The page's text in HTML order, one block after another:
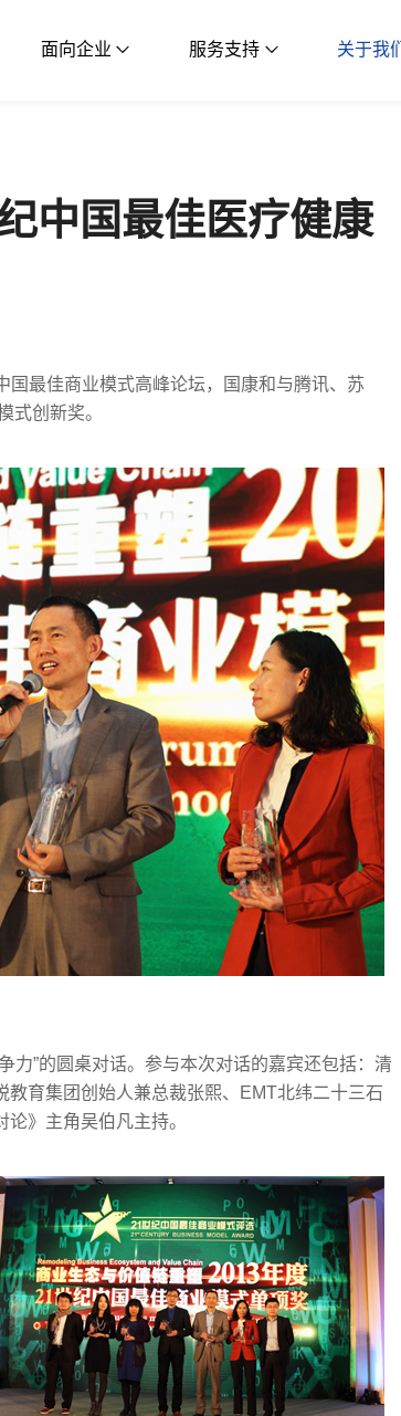
面向企业 服务支持 关于我们
中国最佳医疗健康
最佳商业模式高峰论坛，国康和与腾讯、苏
式创新奖。
力”的圆桌对话。参与本次对话的嘉宾还包括：清
育集团创始人兼总裁张熙、EMT北纬二十三石
》主角吴伯凡主持。